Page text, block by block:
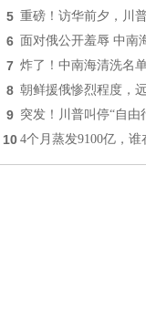
5 重磅！访华前夕，川
6 面对俄公开羞辱 中南
7 炸了！中南海清洗名
8 朝鲜援俄惨烈程度，
9 突发！川普叫停“自由
10 4个月蒸发9100亿，谁